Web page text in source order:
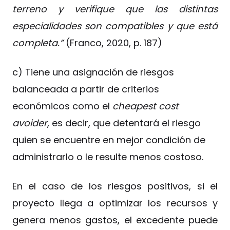
terreno y verifique que las distintas
especialidades son compatibles y que está
completa.”(Franco, 2020, p. 187)
c) Tiene una asignación de riesgos
balanceada a partir de criterios
económicos como el cheapest cost
avoider, es decir, que detentará el riesgo
quien se encuentre en mejor condición de
administrarlo o le resulte menos costoso.
En el caso de los riesgos positivos, si el
proyecto llega a optimizar los recursos y
genera menos gastos, el excedente puede